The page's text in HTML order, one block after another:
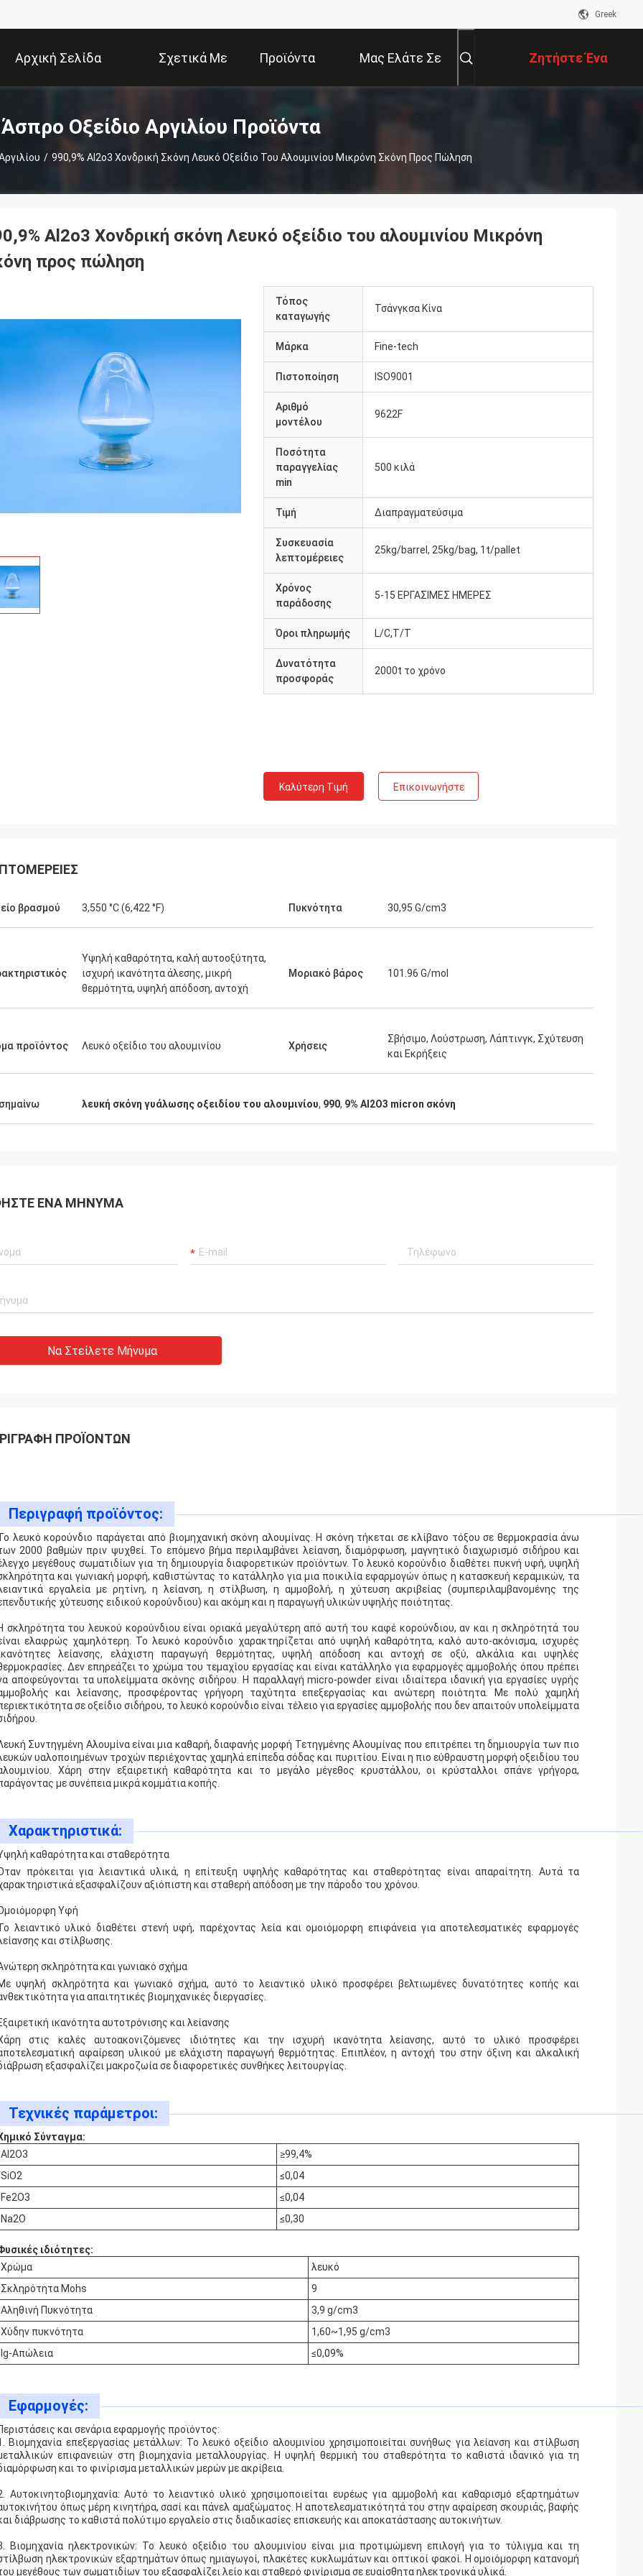
Greek
Αρχική Σελίδα Σχετικά Με
Εμάς
Προϊόντα Μας Ελάτε Σε Ζητήστε Ένα
Απόσπασμα
Άσπρο Οξείδιο Αργιλίου Προϊόντα
/ 990,9% Al2o3 Χονδρική Σκόνη Λευκό Οξείδιο Του Αλουμινίου Μικρόνη Σκόνη Προς Πώληση
Al2o3 Χονδρική σκόνη Λευκό οξείδιο του αλουμινίου Μικρόνη
προς πώληση
Τόπος
καταγωγής
Τσάνγκσα Κίνα
Μάρκα Fine-tech
Πιστοποίηση ISO9001
Αριθμό
μοντέλου
9622F
Ποσότητα
παραγγελίας
min
500 κιλά
Τιμή Διαπραγματεύσιμα
Συσκευασία
λεπτομέρειες
25kg/barrel, 25kg/bag, 1t/pallet
Χρόνος
παράδοσης
5-15 ΕΡΓΑΣΙΜΕΣ ΗΜΕΡΕΣ
Όροι πληρωμής L/C,T/T
Δυνατότητα
προσφοράς
2000t το χρόνο
Καλύτερη Τιμή Επικοινωνήστε
βρασμού 3,550 °C (6,422 °F) Πυκνότητα 30,95 G/cm3
Υψηλή καθαρότητα, καλή αυτοοξύτητα,
ισχυρή ικανότητα άλεσης, μικρή
θερμότητα, υψηλή απόδοση, αντοχή
Μοριακό βάρος 101.96 G/mol
προϊόντος Λευκό οξείδιο του αλουμινίου Χρήσεις
Σβήσιμο, Λούστρωση, Λάπτινγκ, Σχύτευση
και Εκρήξεις
λευκή σκόνη γυάλωσης οξειδίου του αλουμινίου, 990, 9% Al2O3 micron σκόνη
ΈΝΑ ΜΉΝΥΜΑ
Να Στείλετε Μήνυμα
ΠΡΟΪΌΝΤΩΝ
Περιγραφή προϊόντος:
λευκό κορούνδιο παράγεται από βιομηχανική σκόνη αλουμίνας. Η σκόνη τήκεται σε κλίβανο τόξου σε θερμοκρασία άνω
2000 βαθμών πριν ψυχθεί. Το επόμενο βήμα περιλαμβάνει λείανση, διαμόρφωση, μαγνητικό διαχωρισμό σιδήρου και
μεγέθους σωματιδίων για τη δημιουργία διαφορετικών προϊόντων. Το λευκό κορούνδιο διαθέτει πυκνή υφή, υψηλή
και γωνιακή μορφή, καθιστώντας το κατάλληλο για μια ποικιλία εφαρμογών όπως η κατασκευή κεραμικών, τα
εργαλεία με ρητίνη, η λείανση, η στίλβωση, η αμμοβολή, η χύτευση ακριβείας (συμπεριλαμβανομένης της
χύτευσης ειδικού κορούνδιου) και ακόμη και η παραγωγή υλικών υψηλής ποιότητας.
σκληρότητα του λευκού κορούνδιου είναι οριακά μεγαλύτερη από αυτή του καφέ κορούνδιου, αν και η σκληρότητά του
ελαφρώς χαμηλότερη. Το λευκό κορούνδιο χαρακτηρίζεται από υψηλή καθαρότητα, καλό αυτο-ακόνισμα, ισχυρές
λείανσης, ελάχιστη παραγωγή θερμότητας, υψηλή απόδοση και αντοχή σε οξύ, αλκάλια και υψηλές
Δεν επηρεάζει το χρώμα του τεμαχίου εργασίας και είναι κατάλληλο για εφαρμογές αμμοβολής όπου πρέπει
αποφεύγονται τα υπολείμματα σκόνης σιδήρου. Η παραλλαγή micro-powder είναι ιδιαίτερα ιδανική για εργασίες υγρής
και λείανσης, προσφέροντας γρήγορη ταχύτητα επεξεργασίας και ανώτερη ποιότητα. Με πολύ χαμηλή
σε οξείδιο σιδήρου, το λευκό κορούνδιο είναι τέλειο για εργασίες αμμοβολής που δεν απαιτούν υπολείμματα
Συντηγμένη Αλουμίνα είναι μια καθαρή, διαφανής μορφή Τετηγμένης Αλουμίνας που επιτρέπει τη δημιουργία των πιο
υαλοποιημένων τροχών περιέχοντας χαμηλά επίπεδα σόδας και πυριτίου. Είναι η πιο εύθραυστη μορφή οξειδίου του
Χάρη στην εξαιρετική καθαρότητα και το μεγάλο μέγεθος κρυστάλλου, οι κρύσταλλοι σπάνε γρήγορα,
με συνέπεια μικρά κομμάτια κοπής.
Χαρακτηριστικά:
καθαρότητα και σταθερότητα
πρόκειται για λειαντικά υλικά, η επίτευξη υψηλής καθαρότητας και σταθερότητας είναι απαραίτητη. Αυτά τα
εξασφαλίζουν αξιόπιστη και σταθερή απόδοση με την πάροδο του χρόνου.
Υφή
λειαντικό υλικό διαθέτει στενή υφή, παρέχοντας λεία και ομοιόμορφη επιφάνεια για αποτελεσματικές εφαρμογές
και στίλβωσης.
σκληρότητα και γωνιακό σχήμα
υψηλή σκληρότητα και γωνιακό σχήμα, αυτό το λειαντικό υλικό προσφέρει βελτιωμένες δυνατότητες κοπής και
για απαιτητικές βιομηχανικές διεργασίες.
ικανότητα αυτοτρόνισης και λείανσης
στις καλές αυτοακονιζόμενες ιδιότητες και την ισχυρή ικανότητα λείανσης, αυτό το υλικό προσφέρει
αφαίρεση υλικού με ελάχιστη παραγωγή θερμότητας. Επιπλέον, η αντοχή του στην όξινη και αλκαλική
εξασφαλίζει μακροζωία σε διαφορετικές συνθήκες λειτουργίας.
Τεχνικές παράμετροι:
Σύνταγμα:
Al2O3
≥99,4%
SiO2
≤0,04
Fe2O3
≤0,04
Na2O
≤0,30
ιδιότητες:
Χρώμα
λευκό
Σκληρότητα Mohs
9
Αληθινή Πυκνότητα
3,9 g/cm3
Χύδην πυκνότητα
1,60~1,95 g/cm3
Ig-Απώλεια
≤0,09%
Εφαρμογές:
και σενάρια εφαρμογής προϊόντος:
Βιομηχανία επεξεργασίας μετάλλων: Το λευκό οξείδιο αλουμινίου χρησιμοποιείται συνήθως για λείανση και στίλβωση
επιφανειών στη βιομηχανία μεταλλουργίας. Η υψηλή θερμική του σταθερότητα το καθιστά ιδανικό για τη
και το φινίρισμα μεταλλικών μερών με ακρίβεια.
Αυτοκινητοβιομηχανία: Αυτό το λειαντικό υλικό χρησιμοποιείται ευρέως για αμμοβολή και καθαρισμό εξαρτημάτων
όπως μέρη κινητήρα, σασί και πάνελ αμαξώματος. Η αποτελεσματικότητά του στην αφαίρεση σκουριάς, βαφής
διάβρωσης το καθιστά πολύτιμο εργαλείο στις διαδικασίες επισκευής και αποκατάστασης αυτοκινήτων.
Βιομηχανία ηλεκτρονικών: Το λευκό οξείδιο του αλουμινίου είναι μια προτιμώμενη επιλογή για το τύλιγμα και τη
ηλεκτρονικών εξαρτημάτων όπως ημιαγωγοί, πλακέτες κυκλωμάτων και οπτικοί φακοί. Η ομοιόμορφη κατανομή
μεγέθους των σωματιδίων του εξασφαλίζει λείο και σταθερό φινίρισμα σε ευαίσθητα ηλεκτρονικά υλικά.